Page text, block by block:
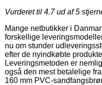
Vurderet til 4.7ud af 5
Mange netbutikker i
forskellige
nu om stunder
efter de nyindkøbte
Leveringsmetoden er
også den mest betalelige
160 mm PVC-